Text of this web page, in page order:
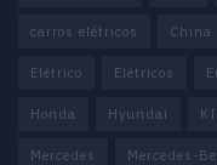
carros elétricos China
Elétrico Elétricos
Honda Hyundai
Mercedes Mercedes-